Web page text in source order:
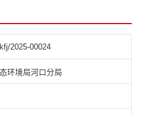
2025-00024
环境局河口分局